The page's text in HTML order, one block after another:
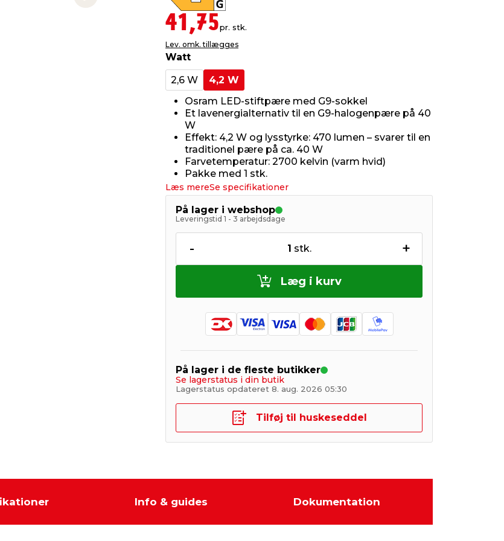
Next slide
41,75pr. stk.
Lev. omk. tillægges
Watt
2,6 W
4,2 W
Osram LED-stiftpære med G9-sokkel
Et lavenergialternativ til en G9-halogenpære på 40
W
Effekt: 4,2 W og lysstyrke: 470 lumen – svarer til en
traditionel pære på ca. 40 W
Farvetemperatur: 2700 kelvin (varm hvid)
Pakke med 1 stk.
Læs mereSe specifikationer
På lager i webshop
Leveringstid 1 - 3 arbejdsdage
- 1 stk. +
Læg i kurv
På lager i de fleste butikker
Se lagerstatus i din butik
Lagerstatus opdateret 8. aug. 2026 05:30
Tilføj til huskeseddel
Info & guides Dokumentation